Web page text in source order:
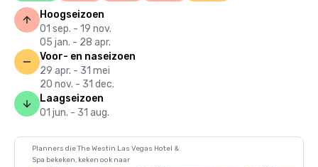
Hoogseizoen
01 sep. - 19 nov.
05 jan. - 28 apr.
Voor- en naseizoen
29 apr. - 31 mei
20 nov. - 31 dec.
Laagseizoen
01 jun. - 31 aug.
Planners die The Westin Las Vegas Hotel &
Spa bekeken, keken ook naar